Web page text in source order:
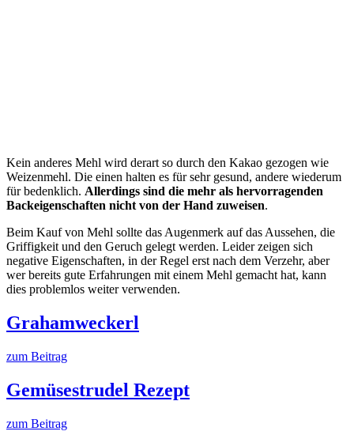
Kein anderes Mehl wird derart so durch den Kakao gezogen wie
Weizenmehl. Die einen halten es für sehr gesund, andere wiederum
für bedenklich. Allerdings sind die mehr als hervorragenden
Backeigenschaften nicht von der Hand zuweisen.
Beim Kauf von Mehl sollte das Augenmerk auf das Aussehen, die
Griffigkeit und den Geruch gelegt werden. Leider zeigen sich
negative Eigenschaften, in der Regel erst nach dem Verzehr, aber
wer bereits gute Erfahrungen mit einem Mehl gemacht hat, kann
dies problemlos weiter verwenden.
Grahamweckerl
zum Beitrag
Gemüsestrudel Rezept
zum Beitrag